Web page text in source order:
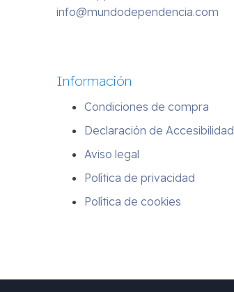
info@mundodependencia.com
Información
Condiciones de compra
Declaración de Accesibilidad
Aviso legal
Política de privacidad
Política de cookies